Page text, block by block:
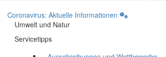
Coronavirus: Aktuelle Informationen
Umwelt und Natur
Servicetipps